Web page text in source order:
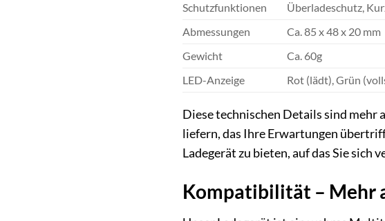
Schutzfunktionen
Überladeschutz,
Abmessungen
Ca. 85 x 48 x 20 mm
Gewicht
Ca. 60g
LED-Anzeige
Rot (lädt), Grün
Diese technischen Details sind mehr
liefern, das Ihre Erwartungen
Ladegerät zu bieten, auf das Sie sich
Kompatibilität – Mehr